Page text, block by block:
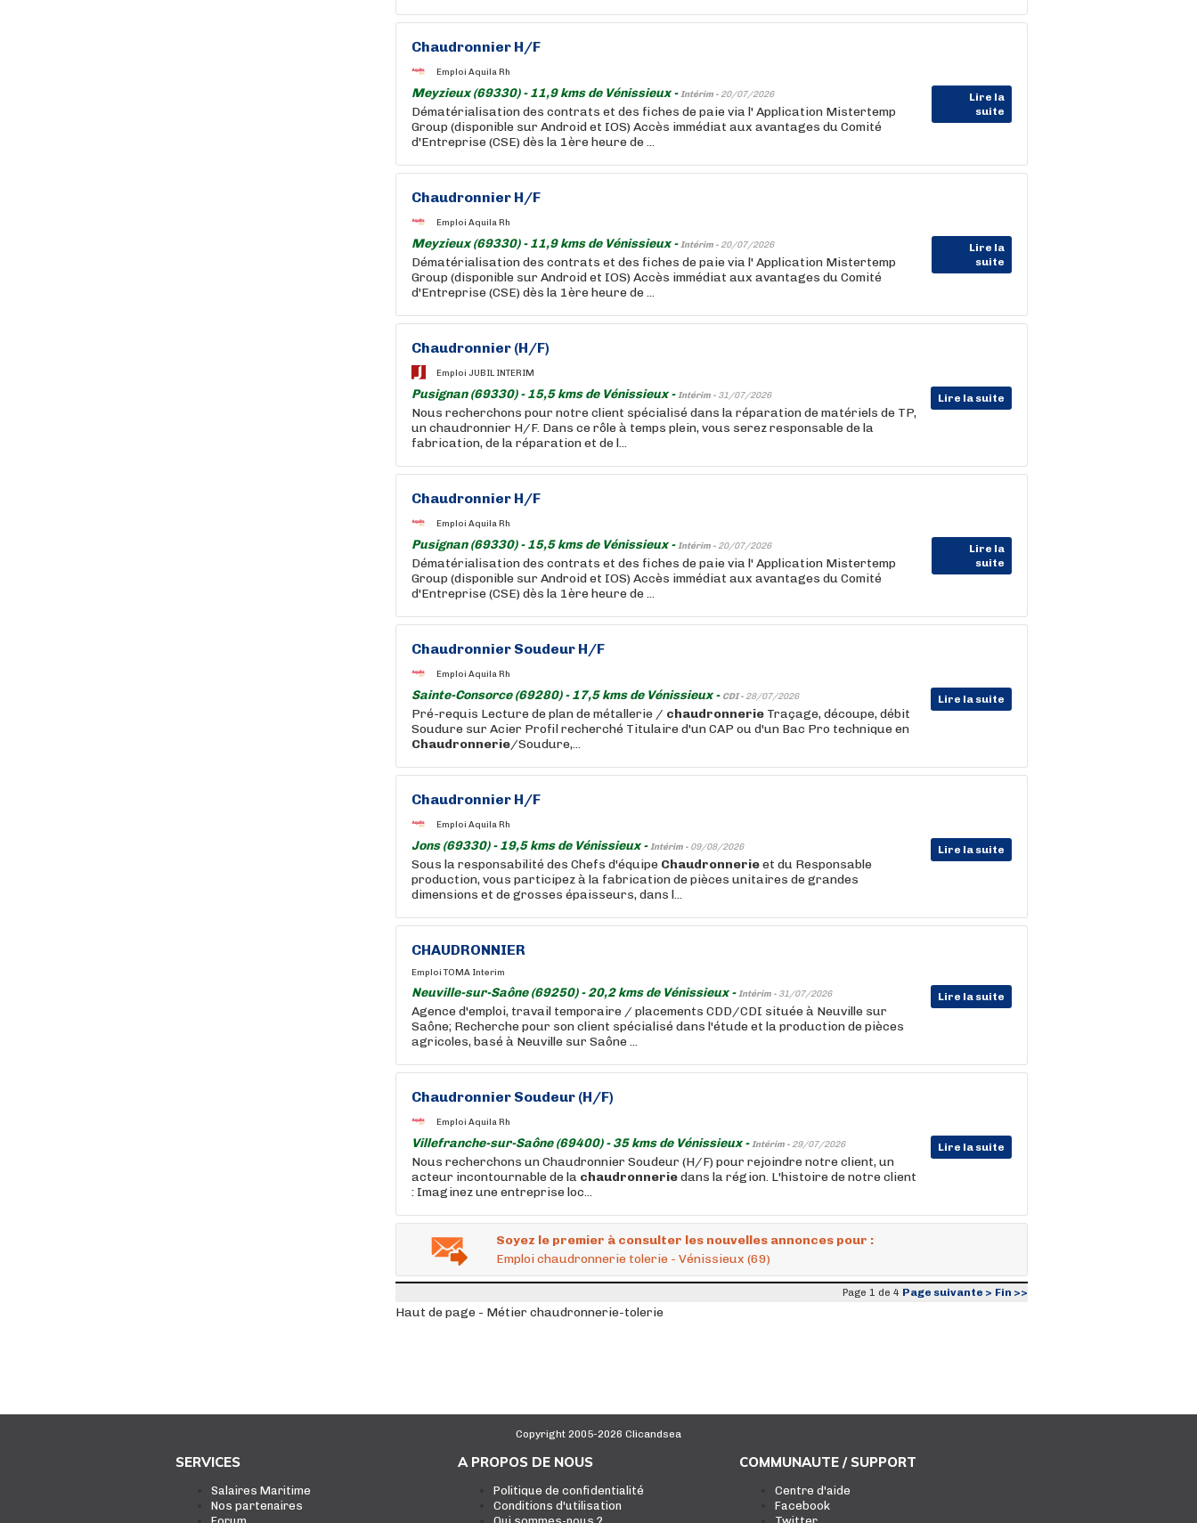
Chaudronnier H/F
Emploi Aquila Rh
Meyzieux (69330) - 11,9 kms de Vénissieux -Intérim - 20/07/2026
Lire la
suite
Dématérialisation des contrats et des fiches de paie via l' Application Mistertemp
Group (disponible sur Android et IOS) Accès immédiat aux avantages du Comité
d'Entreprise (CSE) dès la 1ère heure de ...
Chaudronnier H/F
Emploi Aquila Rh
Meyzieux (69330) - 11,9 kms de Vénissieux -Intérim - 20/07/2026
Lire la
suite
Dématérialisation des contrats et des fiches de paie via l' Application Mistertemp
Group (disponible sur Android et IOS) Accès immédiat aux avantages du Comité
d'Entreprise (CSE) dès la 1ère heure de ...
Chaudronnier (H/F)
Emploi JUBIL INTERIM
Pusignan (69330) - 15,5 kms de Vénissieux -Intérim - 31/07/2026 Lire la suite
Nous recherchons pour notre client spécialisé dans la réparation de matériels de TP,
un chaudronnier H/F. Dans ce rôle à temps plein, vous serez responsable de la
fabrication, de la réparation et de l...
Chaudronnier H/F
Emploi Aquila Rh
Pusignan (69330) - 15,5 kms de Vénissieux -Intérim - 20/07/2026
Lire la
suite
Dématérialisation des contrats et des fiches de paie via l' Application Mistertemp
Group (disponible sur Android et IOS) Accès immédiat aux avantages du Comité
d'Entreprise (CSE) dès la 1ère heure de ...
Chaudronnier Soudeur H/F
Emploi Aquila Rh
Sainte-Consorce (69280) - 17,5 kms de Vénissieux - CDI - 28/07/2026 Lire la suite
Pré-requis Lecture de plan de métallerie / chaudronnerie Traçage, découpe, débit
Soudure sur Acier Profil recherché Titulaire d'un CAP ou d'un Bac Pro technique en
Chaudronnerie/Soudure,...
Chaudronnier H/F
Emploi Aquila Rh
Jons (69330) - 19,5 kms de Vénissieux -Intérim - 09/08/2026 Lire la suite
Sous la responsabilité des Chefs d'équipe Chaudronnerieet du Responsable
production, vous participez à la fabrication de pièces unitaires de grandes
dimensions et de grosses épaisseurs, dans l...
CHAUDRONNIER
Emploi TOMA Interim
Neuville-sur-Saône (69250) - 20,2 kms de Vénissieux -Intérim - 31/07/2026 Lire la suite
Agence d'emploi, travail temporaire / placements CDD/CDI située à Neuville sur
Saône; Recherche pour son client spécialisé dans l'étude et la production de pièces
agricoles, basé à Neuville sur Saône ...
Chaudronnier Soudeur (H/F)
Emploi Aquila Rh
Villefranche-sur-Saône (69400) - 35 kms de Vénissieux -Intérim - 29/07/2026 Lire la suite
Nous recherchons un Chaudronnier Soudeur (H/F) pour rejoindre notre client, un
acteur incontournable de la chaudronneriedans la région. L'histoire de notre client
: Imaginez une entreprise loc...
Soyez le premier à consulter les nouvelles annonces pour :
Emploi chaudronnerie tolerie - Vénissieux (69)
Page 1 de 4 Page suivante > Fin >>
Haut de page - Métier chaudronnerie-tolerie
Copyright 2005-2026 Clicandsea
SERVICES
Salaires Maritime
Nos partenaires
A PROPOS DE NOUS
Politique de confidentialité
Conditions d'utilisation
COMMUNAUTE / SUPPORT
Centre d'aide
Facebook